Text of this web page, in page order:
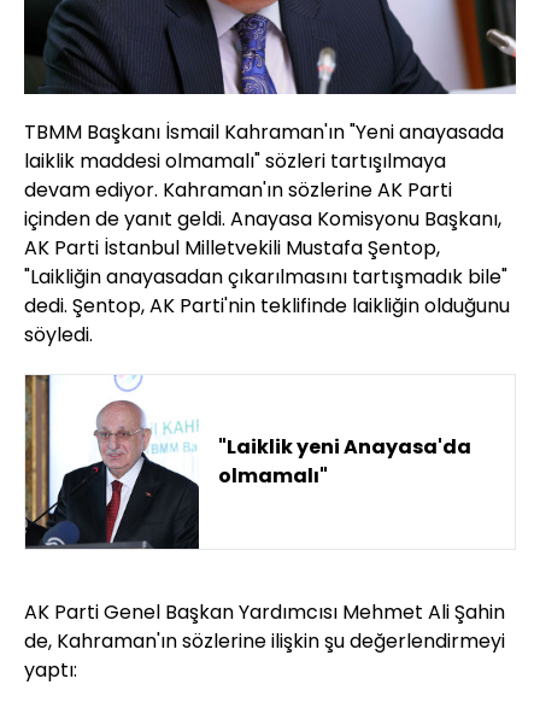
TBMM Başkanı İsmail Kahraman'ın "Yeni anayasada
laiklik maddesi olmamalı" sözleri tartışılmaya
devam ediyor. Kahraman'ın sözlerine AK Parti
içinden de yanıt geldi. Anayasa Komisyonu Başkanı,
AK Parti İstanbul Milletvekili Mustafa Şentop,
"Laikliğin anayasadan çıkarılmasını tartışmadık bile"
dedi. Şentop, AK Parti'nin teklifinde laikliğin olduğunu
söyledi.
"Laiklik yeni Anayasa'da
olmamalı"
AK Parti Genel Başkan Yardımcısı Mehmet Ali Şahin
de, Kahraman'ın sözlerine ilişkin şu değerlendirmeyi
yaptı: